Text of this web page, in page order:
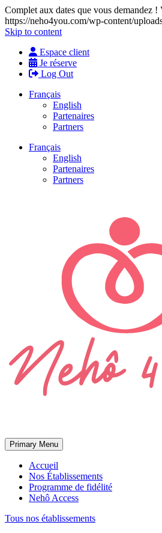
Complet aux dates que vous demandez !
https://neho4you.com/wp-content/
Skip to content
Espace client
Je réserve
Log Out
Français
English
Partenaires
Partners
Français
English
Partenaires
Partners
Primary Menu
Accueil
Nos Établissements
Programme de fidélité
Nehô Access
Tous nos établissements